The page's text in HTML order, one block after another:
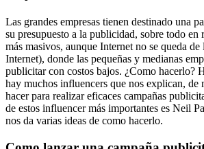
Las grandes empresas tienen destinado una
su presupuesto a la publicidad, sobre todo
más masivos, aunque Internet no se queda
Internet), donde las pequeñas y medianas
publicitar con costos bajos. ¿Como hacerlo?
hay muchos influencers que nos explican, de
hacer para realizar eficaces campañas
de estos influencer más importantes es Neil
nos da varias ideas de como hacerlo.